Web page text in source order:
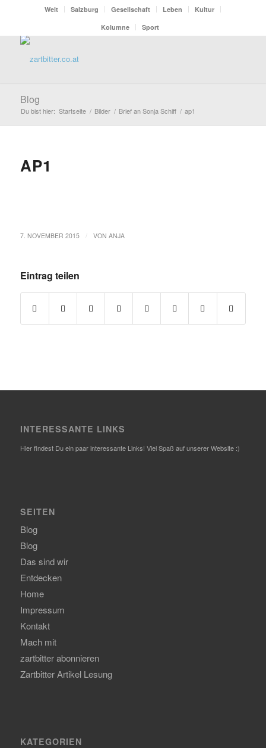
Welt Salzburg Gesellschaft Leben
Kultur
Kolumne
Sport
Blog
Du bist hier: Startseite / Bilder / Brief an Sonja Schiff / ap1
AP1
7. NOVEMBER 2015 VON ANJA
Eintrag teilen
INTERESSANTE LINKS
Hier findest Du ein paar interessante Links! Viel Spaß auf unserer Website :)
SEITEN
Blog
Blog
Das sind wir
Entdecken
Home
Impressum
Kontakt
Mach mit
zartbitter abonnieren
Zartbitter Artikel Lesung
KATEGORIEN